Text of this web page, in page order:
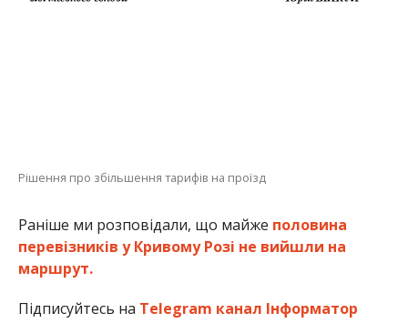
Рішення про збільшення тарифів на проїзд
Раніше ми розповідали, що майже половина
перевізників у Кривому Розі не вийшли на
маршрут.
Підписуйтесь на Telegram канал Інформатор